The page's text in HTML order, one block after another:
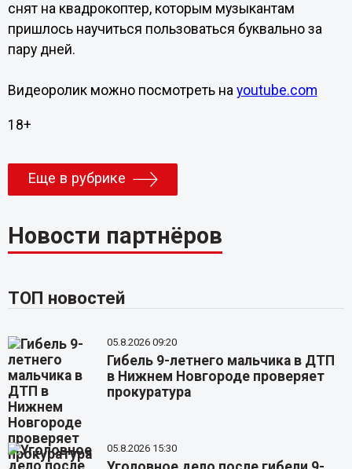
снят на квадрокоптер, которым музыкантам
пришлось научиться пользоваться буквально за
пару дней.
Видеоролик можно посмотреть на youtube.com
18+
Еще в рубрике
Новости партнёров
ТОП новостей
05.8.2026 09:20
Гибель 9-летнего мальчика в ДТП
в Нижнем Новгороде проверяет
прокуратура
05.8.2026 15:30